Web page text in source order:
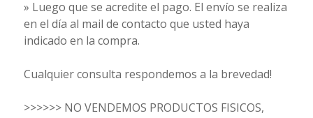
» Luego que se acredite el pago. El envío se realiza
en el día al mail de contacto que usted haya
indicado en la compra.
Cualquier consulta respondemos a la brevedad!
>>>>>> NO VENDEMOS PRODUCTOS FISICOS,